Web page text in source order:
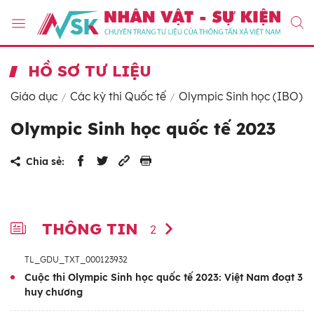
HỒ SƠ TƯ LIỆU
Giáo dục Các kỳ thi Quốc tế Olympic Sinh học (IBO)
Olympic Sinh học quốc tế 2023
Chia sẻ:
THÔNG TIN 2
TL_GDU_TXT_000123932
Cuộc thi Olympic Sinh học quốc tế 2023: Việt Nam đoạt 3
huy chương